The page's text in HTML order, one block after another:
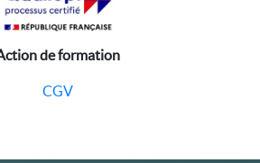
de formation
CGV